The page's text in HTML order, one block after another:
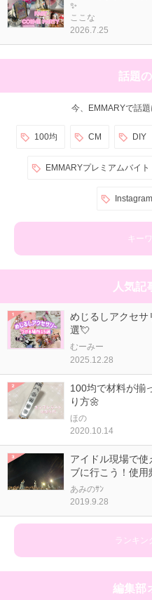
✨
ここな
2026.7.25
話題
今、EMMARYで話
100均 CM DIY
EMMARYプレミアムバイト
Instagram
キー
人気記
めじるしアクセ
選💘
むーみー
2025.12.28
100均で材料が揃
り方🌼
ほの
2020.10.14
アイドル現場で
ブに行こう！使用
あみのｻﾝ
2019.9.28
ランキ
編集部